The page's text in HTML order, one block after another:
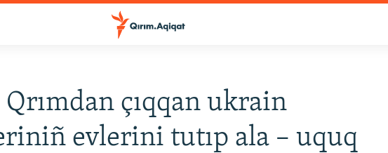
Qrımdan çıqqan ukrain
evlerini tutıp ala – uquq